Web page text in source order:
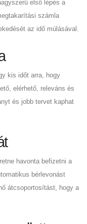
első lépés a
számla
az idő múlásával.
kis időt arra, hogy
elérhető, releváns és
és jobb tervet kaphat
havonta befizetni a
bérlevonást
átcsoportosítást, hogy a